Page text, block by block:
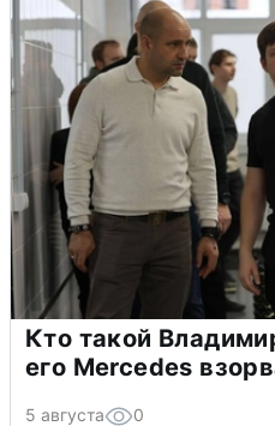
Кто такой
его Mercedes
5 августа 0